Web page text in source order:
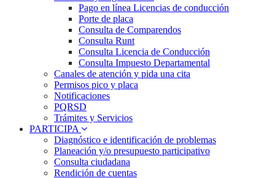
Pago en línea Licencias de conducción
Porte de placa
Consulta de Comparendos
Consulta Runt
Consulta Licencia de Conducción
Consulta Impuesto Departamental
Canales de atención y pida una cita
Permisos pico y placa
Notificaciones
PQRSD
Trámites y Servicios
PARTICIPA
Diagnóstico e identificación de problemas
Planeación y/o presupuesto participativo​
Consulta ciudadana
Rendición de cuentas